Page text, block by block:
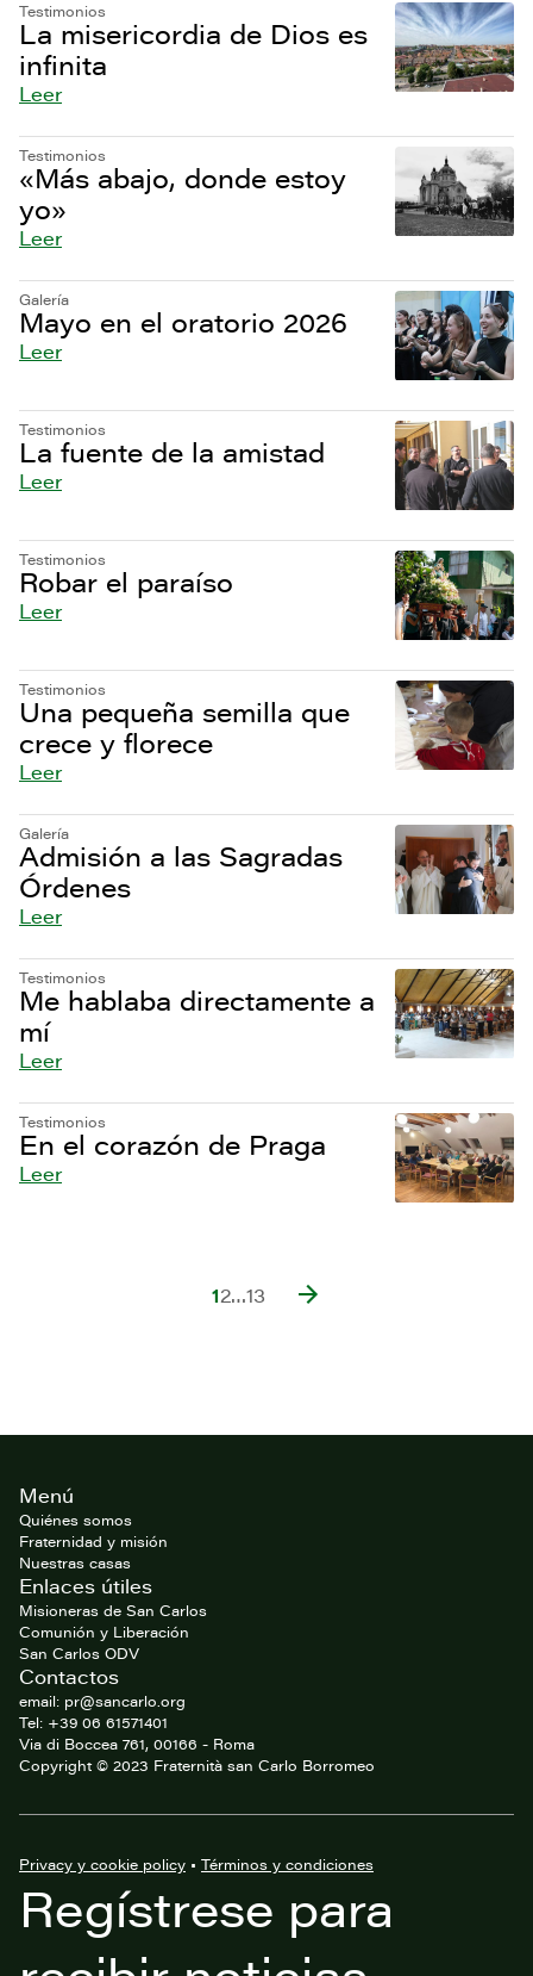
Testimonios
La misericordia de Dios es
infinita
Leer
Testimonios
«Más abajo, donde estoy
yo»
Leer
Galería
Mayo en el oratorio 2026
Leer
Testimonios
La fuente de la amistad
Leer
Testimonios
Robar el paraíso
Leer
Testimonios
Una pequeña semilla que
crece y florece
Leer
Galería
Admisión a las Sagradas
Órdenes
Leer
Testimonios
Me hablaba directamente a
mí
Leer
Testimonios
En el corazón de Praga
Leer
12…13
Footer
website
Menú
Quiénes somos
Fraternidad y misión
Nuestras casas
Enlaces útiles
Misioneras de San Carlos
Comunión y Liberación
San Carlos ODV
Contactos
email: pr@sancarlo.org
Tel: +39 06 61571401
Via di Boccea 761, 00166 - Roma
Copyright © 2023 Fraternità san Carlo Borromeo
Privacy y cookie policy • Términos y condiciones
Regístrese para